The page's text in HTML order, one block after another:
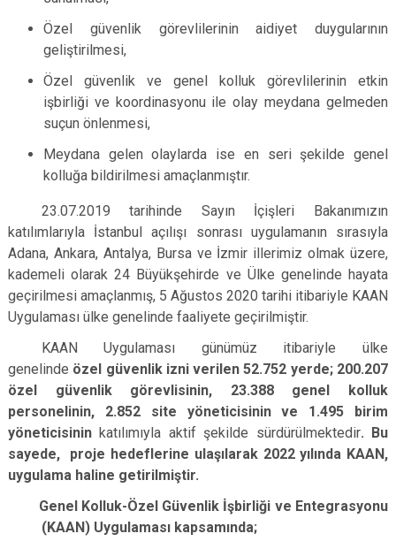
Özel güvenlik görevlilerinin aidiyet duygularının
geliştirilmesi,
Özel güvenlik ve genel kolluk görevlilerinin etkin
işbirliği ve koordinasyonu ile olay meydana gelmeden
suçun önlenmesi,
Meydana gelen olaylarda ise en seri şekilde genel
kolluğa bildirilmesi amaçlanmıştır.
23.07.2019 tarihinde Sayın İçişleri Bakanımızın
katılımlarıyla İstanbul açılışı sonrası uygulamanın sırasıyla
Adana, Ankara, Antalya, Bursa ve İzmir illerimiz olmak üzere,
kademeli olarak 24 Büyükşehirde ve Ülke genelinde hayata
geçirilmesi amaçlanmış, 5 Ağustos 2020 tarihi itibariyle KAAN
Uygulaması ülke genelinde faaliyete geçirilmiştir.
KAAN Uygulaması günümüz itibariyle ülke
genelinde özel güvenlik izni verilen 52.752 yerde; 200.207
özel güvenlik görevlisinin, 23.388 genel kolluk
personelinin, 2.852 site yöneticisinin ve 1.495 birim
yöneticisininkatılımıyla aktif şekilde sürdürülmektedir. Bu
sayede, proje hedeflerine ulaşılarak 2022 yılında KAAN,
uygulama haline getirilmiştir.
Genel Kolluk-Özel Güvenlik İşbirliği ve Entegrasyonu
(KAAN) Uygulaması kapsamında;